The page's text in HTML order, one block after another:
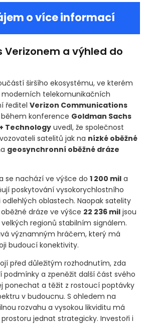
o více informací
Verizonem a výhled do
širšího ekosystému, ve kterém
telekomunikačních
ředitel Verizon Communications
během konference Goldman Sachs
Technology uvedl, že společnost
satelitů jak na nízké oběžné
geosynchronní oběžné dráze
se nachází ve výšce do 1 200 mil a
poskytování vysokorychlostního
oblastech. Naopak satelity
dráze ve výšce 22 236 mil jsou
regionů stabilním signálem.
významným hráčem, který má
budoucí konektivity.
před důležitým rozhodnutím, zda
podmínky a zpeněžit další část svého
ponechat a těžit z rostoucí poptávky
v budoucnu. S ohledem na
rozvahu a vysokou likviditu má
jednat strategicky. Investoři i